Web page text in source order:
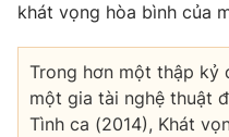
khát vọng hòa bình của
Trong hơn một thập kỷ
một gia tài nghệ thuật
Tình ca (2014), Khát